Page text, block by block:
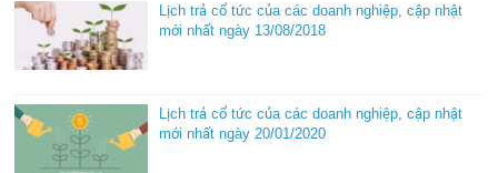
Lịch trả cổ tức của các doanh nghiệp, cập nhật
mới nhất ngày 13/08/2018
Lịch trả cổ tức của các doanh nghiệp, cập nhật
mới nhất ngày 20/01/2020